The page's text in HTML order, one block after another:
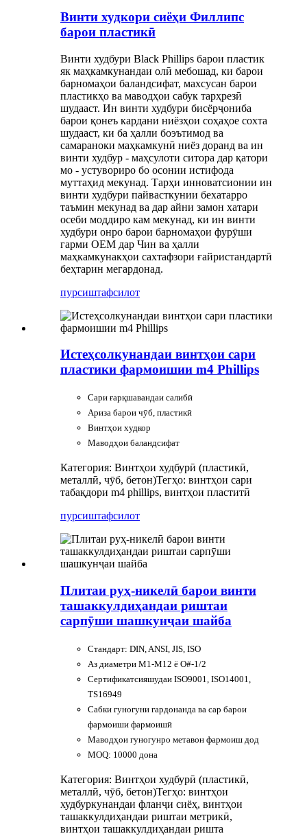
Винти худкори сиёҳи Филлипс
барои пластикӣ
Винти худбури Black Phillips барои пластик
як маҳкамкунандаи олӣ мебошад, ки барои
барномаҳои баландсифат, махсусан барои
пластикҳо ва маводҳои сабук тарҳрезӣ
шудааст. Ин винти худбури бисёрҷониба
барои қонеъ кардани ниёзҳои соҳаҳое сохта
шудааст, ки ба ҳалли боэътимод ва
самараноки маҳкамкунӣ ниёз доранд ва ин
винти худбур - маҳсулоти ситора дар қатори
мо - устувориро бо осонии истифода
муттаҳид мекунад. Тарҳи инноватсионии ин
винти худбури пайвасткунии бехатарро
таъмин мекунад ва дар айни замон хатари
осеби моддиро кам мекунад, ки ин винти
худбури онро барои барномаҳои фурӯши
гарми OEM дар Чин ва ҳалли
маҳкамкунакҳои сахтафзори ғайристандартӣ
беҳтарин мегардонад.
пурсиштафсилот
Истеҳсолкунандаи винтҳои сари
пластики фармоишии m4 Phillips
Сари ғарқшавандаи салибӣ
Ариза барои чӯб, пластикӣ
Винтҳои худкор
Маводҳои баландсифат
Категория: Винтҳои худбурӣ (пластикӣ,
металлӣ, чӯб, бетон)Тегҳо: винтҳои сари
табақдори m4 phillips, винтҳои пластитӣ
пурсиштафсилот
Плитаи руҳ-никелӣ барои винти
ташаккулдиҳандаи риштаи
сарпӯши шашкунҷаи шайба
Стандарт: DIN, ANSI, JIS, ISO
Аз диаметри M1-M12 ё O#-1/2
Сертификатсияшудаи ISO9001, ISO14001,
TS16949
Сабки гуногуни гардонанда ва сар барои
фармоиши фармоишӣ
Маводҳои гуногунро метавон фармоиш дод
MOQ: 10000 дона
Категория: Винтҳои худбурӣ (пластикӣ,
металлӣ, чӯб, бетон)Тегҳо: винтҳои
худбуркунандаи фланҷи сиёҳ, винтҳои
ташаккулдиҳандаи риштаи метрикӣ,
винтҳои ташаккулдиҳандаи ришта